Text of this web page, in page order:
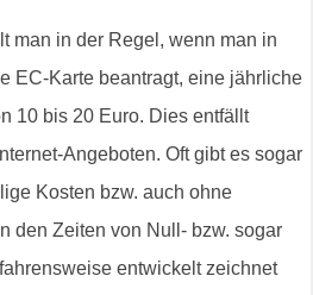
man in der Regel, wenn man in
EC-Karte beantragt, eine jährliche
10 bis 20 Euro. Dies entfällt
Angeboten. Oft gibt es sogar
Kosten bzw. auch ohne
den Zeiten von Null- bzw. sogar
entwickelt zeichnet